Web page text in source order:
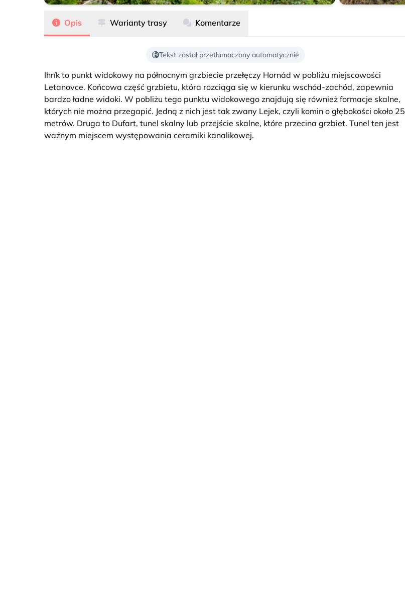
Opis
Warianty trasy Komentarze
Tekst został przetłumaczony automatycznie
Ihrík to punkt widokowy na północnym grzbiecie przełęczy Hornád w pobliżu miejscowości
Letanovce. Końcowa część grzbietu, która rozciąga się w kierunku wschód-zachód, zapewnia
bardzo ładne widoki. W pobliżu tego punktu widokowego znajdują się również formacje skalne,
których nie można przegapić. Jedną z nich jest tak zwany Lejek, czyli komin o głębokości około 25
metrów. Druga to Dufart, tunel skalny lub przejście skalne, które przecina grzbiet. Tunel ten jest
ważnym miejscem występowania ceramiki kanalikowej.